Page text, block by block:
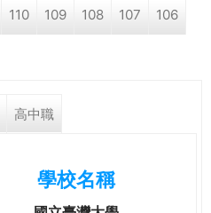
110 109 108 107 106
高中職
學校名稱